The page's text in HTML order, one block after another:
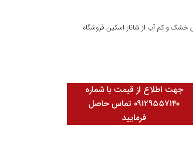
۵۰ گرم مناسب برای پوست های خشک و کم آب از شانار اسکین فروشگاه
جهت اطلاع از قیمت با شماره
۰۹۱۲۹۵۵۷۱۴۰ تماس حاصل
فرمایید